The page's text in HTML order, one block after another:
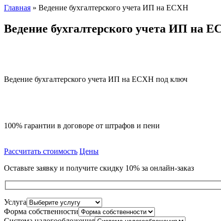
Главная » Ведение бухгалтерского учета ИП на ЕСХН
Ведение бухгалтерского учета ИП на
Ведение бухгалтерского учета ИП на ЕСХН под ключ
100% гарантии в договоре от штрафов и пени
Рассчитать стоимость Цены
Оставьте заявку и получите скидку 10% за онлайн-заказ
Услуга
Форма собственности